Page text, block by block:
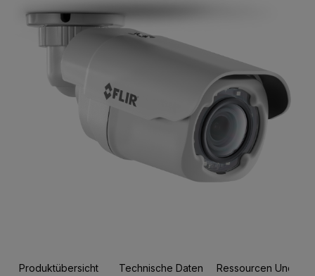
Produktübersicht Technische Daten Ressourcen Und